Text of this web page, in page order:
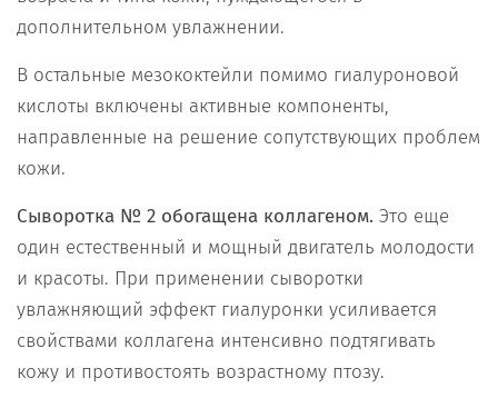
дополнительном увлажнении.
В остальные мезококтейли помимо гиалуроновой
кислоты включены активные компоненты,
направленные на решение сопутствующих проблем
кожи.
Сыворотка № 2 обогащена коллагеном. Это еще
один естественный и мощный двигатель молодости
и красоты. При применении сыворотки
увлажняющий эффект гиалуронки усиливается
свойствами коллагена интенсивно подтягивать
кожу и противостоять возрастному птозу.